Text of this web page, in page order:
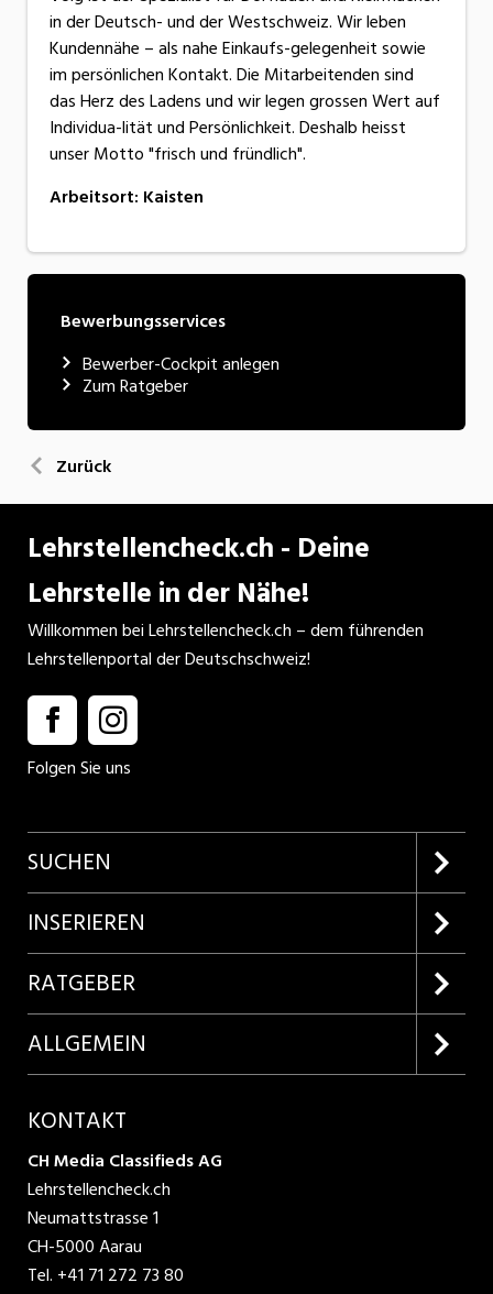
in der Deutsch- und der Westschweiz. Wir leben
Kundennähe – als nahe Einkaufs-gelegenheit sowie
im persönlichen Kontakt. Die Mitarbeitenden sind
das Herz des Ladens und wir legen grossen Wert auf
Individua-lität und Persönlichkeit. Deshalb heisst
unser Motto "frisch und fründlich".
Arbeitsort: Kaisten
Bewerbungsservices
Bewerber-Cockpit anlegen
Zum Ratgeber
Zurück
Lehrstellencheck.ch - Deine
Lehrstelle in der Nähe!
Willkommen bei Lehrstellencheck.ch – dem führenden
Lehrstellenportal der Deutschschweiz!
Folgen Sie uns
SUCHEN
Firmenprofile entdecken
Lehrstellen suchen
INSERIEREN
Kundenlogin
Inserieren
Produkte
RATGEBER
Lehrberufe entdecken
ALLGEMEIN
AGB
Datenschutzbestimmungen
Nutzungsbedingungen
KONTAKT
CH Media Classifieds AG
Lehrstellencheck.ch
Neumattstrasse 1
CH-5000 Aarau
Tel. +41 71 272 73 80